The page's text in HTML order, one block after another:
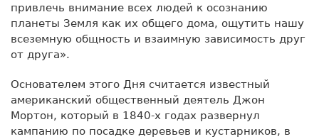
привлечь внимание всех людей к осознанию
планеты Земля как их общего дома, ощутить нашу
всеземную общность и взаимную зависимость друг
от друга».
Основателем этого Дня считается известный
американский общественный деятель Джон
Мортон, который в 1840-х годах развернул
кампанию по посадке деревьев и кустарников, в